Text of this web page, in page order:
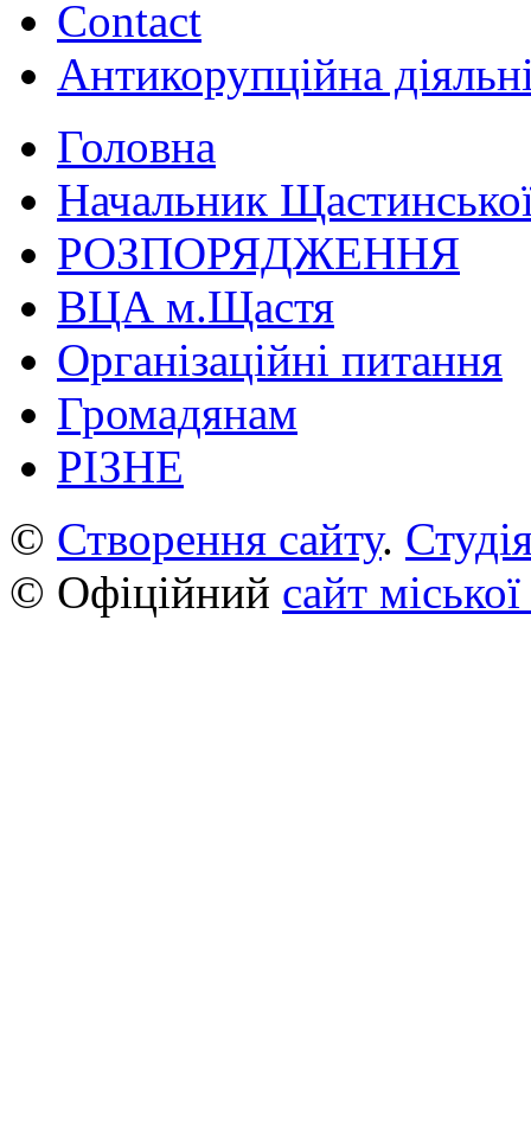
Contact
Антикорупційна
Головна
Начальник
РОЗПОРЯДЖЕННЯ
ВЦА м.Щастя
Організаційні питання
Громадянам
РІЗНЕ
© Створення сайту.
© Офіційний сайт